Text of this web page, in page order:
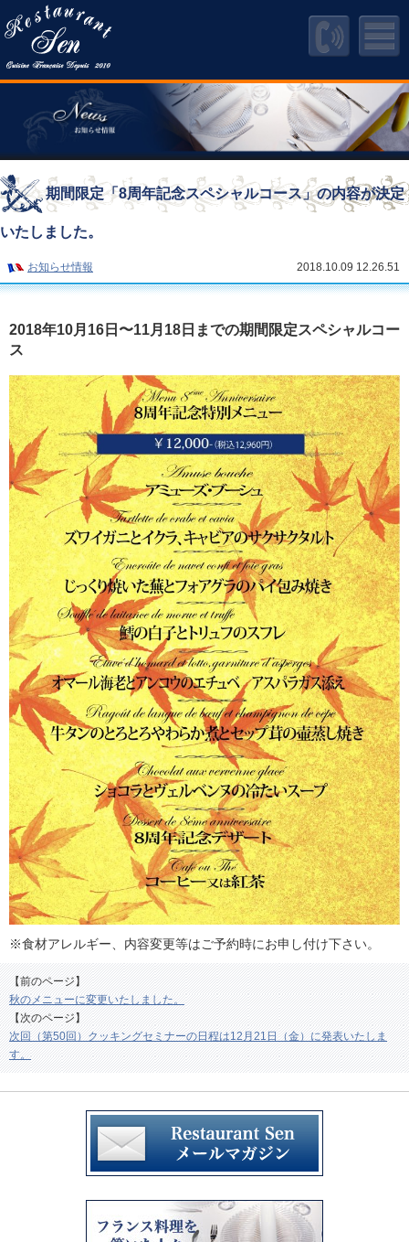
期間限定「8周年記念スペシャルコース」の内容が決定
いたしました。
お知らせ情報 2018.10.09 12.26.51
2018年10月16日〜11月18日までの期間限定スペシャルコー
ス
※食材アレルギー、内容変更等はご予約時にお申し付け下さい。
【前のページ】
秋のメニューに変更いたしました。
【次のページ】
次回（第50回）クッキングセミナーの日程は12月21日（金）に発表いたしま
す。